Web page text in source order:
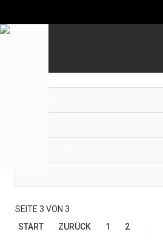
SEITE 3 VON 3
START
ZURÜCK 1 2